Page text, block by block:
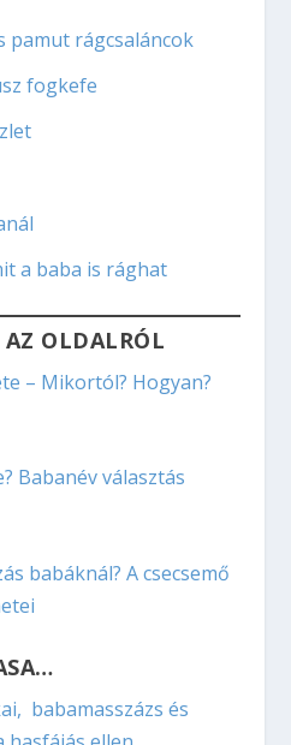
pamut rágcsaláncok
fogkefe
a baba is rághat
AZ OLDALRÓL
– Mikortól? Hogyan?
Babanév választás
babáknál? A csecsemő
babamasszázs és